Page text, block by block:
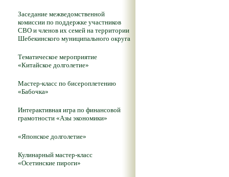
Заседание межведомственной
комиссии по поддержке участников
СВО и членов их семей на территории
Шебекинского муниципального округа
Тематическое мероприятие
«Китайское долголетие»
Мастер-класс по бисероплетению
«Бабочка»
Интерактивная игра по финансовой
грамотности «Азы экономики»
«Японское долголетие»
Кулинарный мастер-класс
«Осетинские пироги»